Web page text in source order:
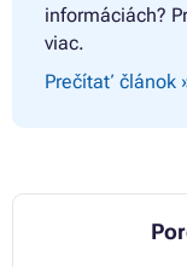
informáciách?
viac.
Prečítať článok